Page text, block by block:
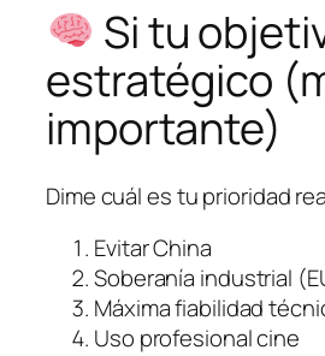
Si tu
estratégico
importante)
Dime cuál es tu prioridad
Evitar China
Soberanía industrial
Máxima fiabilidad
Uso profesional cine